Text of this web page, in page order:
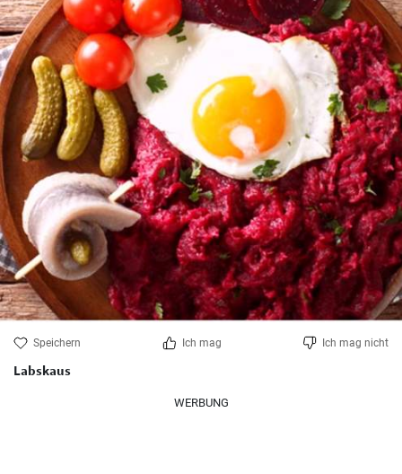
Speichern Ich mag Ich mag nicht
Labskaus
WERBUNG